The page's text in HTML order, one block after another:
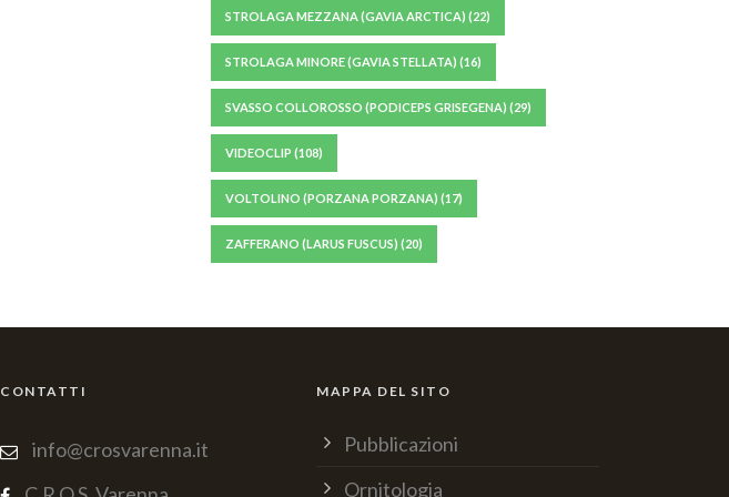
STROLAGA MEZZANA (GAVIA ARCTICA) (22)
STROLAGA MINORE (GAVIA STELLATA) (16)
SVASSO COLLOROSSO (PODICEPS GRISEGENA) (29)
VIDEOCLIP (108)
VOLTOLINO (PORZANA PORZANA) (17)
ZAFFERANO (LARUS FUSCUS) (20)
CONTATTI
info@crosvarenna.it
MAPPA DEL SITO
Pubblicazioni
Ornitologia